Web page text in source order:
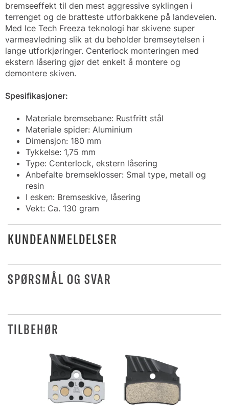
bremseeffekt til den mest aggressive syklingen i
terrenget og de bratteste utforbakkene på landeveien.
Med Ice Tech Freeza teknologi har skivene super
varmeavledning slik at du beholder bremseytelsen i
lange utforkjøringer. Centerlock monteringen med
ekstern låsering gjør det enkelt å montere og
demontere skiven.
Spesifikasjoner:
Materiale bremsebane: Rustfritt stål
Materiale spider: Aluminium
Dimensjon: 180 mm
Tykkelse: 1,75 mm
Type: Centerlock, ekstern låsering
Anbefalte bremseklosser: Smal type, metall og
resin
I esken: Bremseskive, låsering
Vekt: Ca. 130 gram
KUNDEANMELDELSER
SPØRSMÅL OG SVAR
TILBEHØR